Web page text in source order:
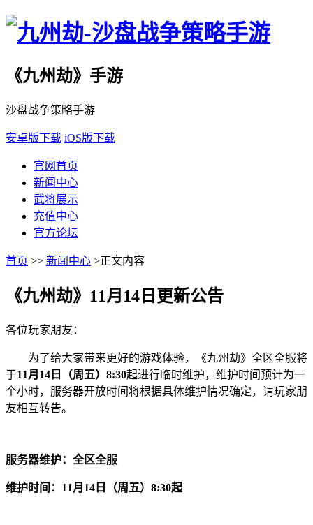
《九州劫》手游
沙盘战争策略手游
安卓版下载 iOS版下载
官网首页
新闻中心
武将展示
充值中心
官方论坛
首页 >> 新闻中心 >正文内容
《九州劫》11月14日更新公告
各位玩家朋友：
为了给大家带来更好的游戏体验，《九州劫》全区全服将
于11月14日（周五）8:30起进行临时维护，维护时间预计为一
个小时，服务器开放时间将根据具体维护情况确定，请玩家朋
友相互转告。
服务器维护：全区全服
维护时间：11月14日（周五）8:30起